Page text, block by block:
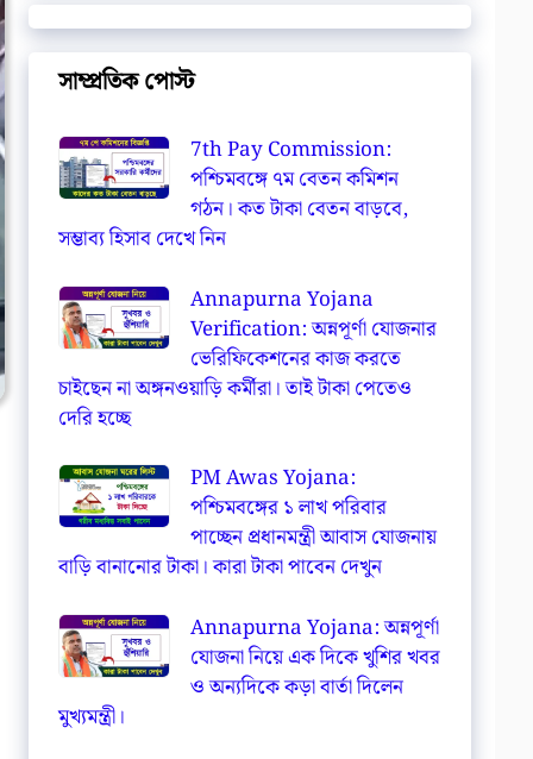
সাম্প্রতিক পোস্ট
7th Pay Commission:
পশ্চিমবঙ্গে ৭ম বেতন কমিশন
গঠন। কত টাকা বেতন বাড়বে,
সম্ভাব্য হিসাব দেখে নিন
Annapurna Yojana
Verification: অন্নপূর্ণা যোজনার
ভেরিফিকেশনের কাজ করতে
চাইছেন না অঙ্গনওয়াড়ি কর্মীরা। তাই টাকা পেতেও
দেরি হচ্ছে
PM Awas Yojana:
পশ্চিমবঙ্গের ১ লাখ পরিবার
পাচ্ছেন প্রধানমন্ত্রী আবাস যোজনায়
বাড়ি বানানোর টাকা। কারা টাকা পাবেন দেখুন
Annapurna Yojana: অন্নপূর্ণা
যোজনা নিয়ে এক দিকে খুশির খবর
ও অন্যদিকে কড়া বার্তা দিলেন
মুখ্যমন্ত্রী।